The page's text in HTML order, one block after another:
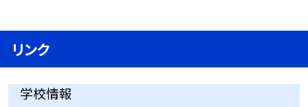
リンク
学校情報